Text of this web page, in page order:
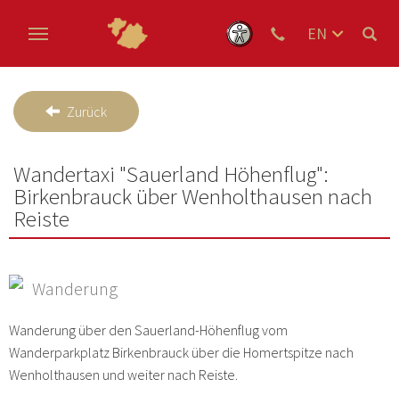
EN
Zurück
Wandertaxi "Sauerland Höhenflug":
Birkenbrauck über Wenholthausen nach
Reiste
Wanderung
Wanderung über den Sauerland-Höhenflug vom
Wanderparkplatz Birkenbrauck über die Homertspitze nach
Wenholthausen und weiter nach Reiste.